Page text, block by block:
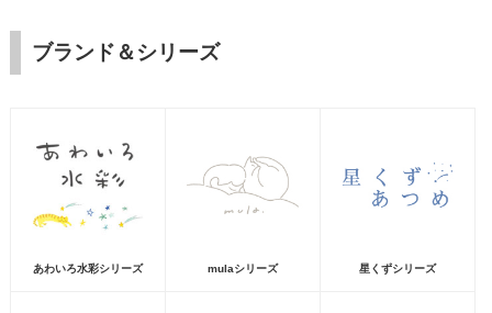
ブランド＆シリーズ
あわいろ水彩シリーズ mulaシリーズ 星くずシリーズ